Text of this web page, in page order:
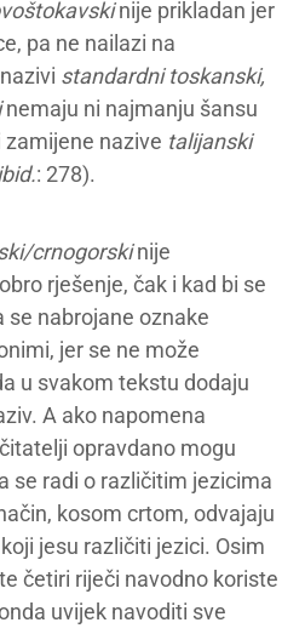
nije prikladan jer
pa ne nailazi na
standardni toskanski,
nemaju ni najmanju šansu
nazive talijanski
: 278).
crnogorskinije
rješenje, čak i kad bi se
se nabrojane oznake
jer se ne može
u svakom tekstu dodaju
A ako napomena
opravdano mogu
se radi o različitim jezicima
kosom crtom, odvajaju
jesu različiti jezici. Osim
četiri riječi navodno koriste
uvijek navoditi sve